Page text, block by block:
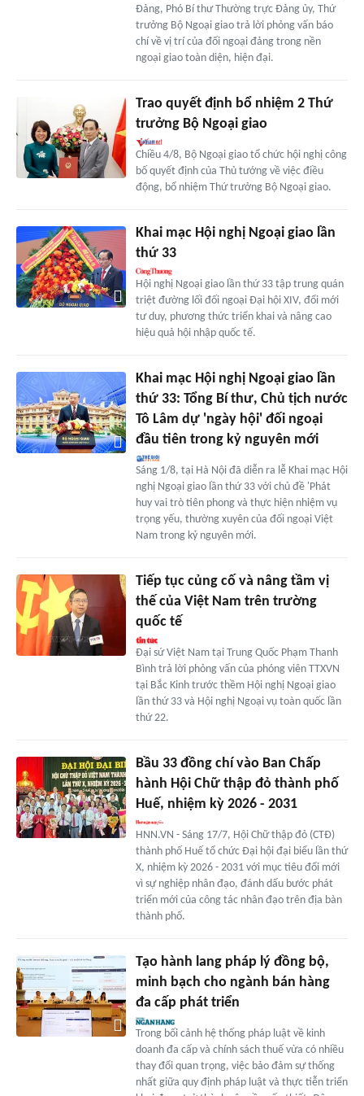
Đảng, Phó Bí thư Thường trực Đảng ủy, Thứ
trưởng Bộ Ngoại giao trả lời phỏng vấn báo
chí về vị trí của đối ngoại đảng trong nền
ngoại giao toàn diện, hiện đại.
Trao quyết định bổ nhiệm 2 Thứ
trưởng Bộ Ngoại giao
Chiều 4/8, Bộ Ngoại giao tổ chức hội nghị công
bố quyết định của Thủ tướng về việc điều
động, bổ nhiệm Thứ trưởng Bộ Ngoại giao.
Khai mạc Hội nghị Ngoại giao lần
thứ 33
Hội nghị Ngoại giao lần thứ 33 tập trung quán
triệt đường lối đối ngoại Đại hội XIV, đổi mới
tư duy, phương thức triển khai và nâng cao
hiệu quả hội nhập quốc tế.
Khai mạc Hội nghị Ngoại giao lần
thứ 33: Tổng Bí thư, Chủ tịch nước
Tô Lâm dự 'ngày hội' đối ngoại
đầu tiên trong kỷ nguyên mới
Sáng 1/8, tại Hà Nội đã diễn ra lễ Khai mạc Hội
nghị Ngoại giao lần thứ 33 với chủ đề 'Phát
huy vai trò tiên phong và thực hiện nhiệm vụ
trọng yếu, thường xuyên của đối ngoại Việt
Nam trong kỷ nguyên mới.
Tiếp tục củng cố và nâng tầm vị
thế của Việt Nam trên trường
quốc tế
Đại sứ Việt Nam tại Trung Quốc Phạm Thanh
Bình trả lời phỏng vấn của phóng viên TTXVN
tại Bắc Kinh trước thềm Hội nghị Ngoại giao
lần thứ 33 và Hội nghị Ngoại vụ toàn quốc lần
thứ 22.
Bầu 33 đồng chí vào Ban Chấp
hành Hội Chữ thập đỏ thành phố
Huế, nhiệm kỳ 2026 - 2031
HNN.VN - Sáng 17/7, Hội Chữ thập đỏ (CTĐ)
thành phố Huế tổ chức Đại hội đại biểu lần thứ
X, nhiệm kỳ 2026 - 2031 với mục tiêu đổi mới
vì sự nghiệp nhân đạo, đánh dấu bước phát
triển mới của công tác nhân đạo trên địa bàn
thành phố.
Tạo hành lang pháp lý đồng bộ,
minh bạch cho ngành bán hàng
đa cấp phát triển
Trong bối cảnh hệ thống pháp luật về kinh
doanh đa cấp và chính sách thuế vừa có nhiều
thay đổi quan trọng, việc bảo đảm sự thống
nhất giữa quy định pháp luật và thực tiễn triển